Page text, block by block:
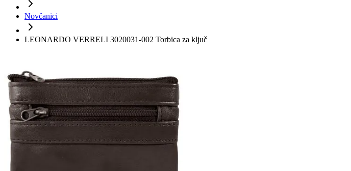
Novčanici
LEONARDO VERRELI 3020031-002 Torbica za ključ